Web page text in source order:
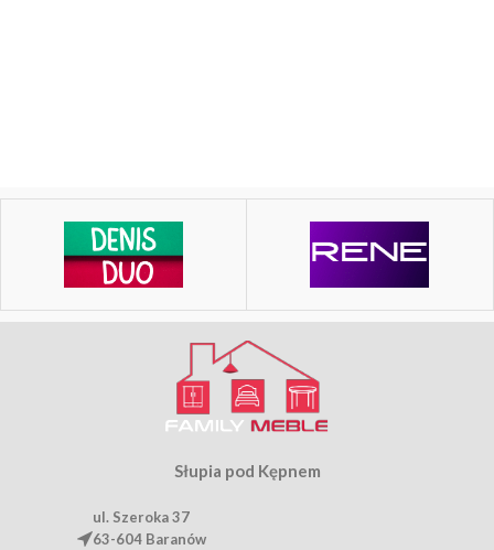
Słupia pod Kępnem
ul. Szeroka 37
63-604 Baranów